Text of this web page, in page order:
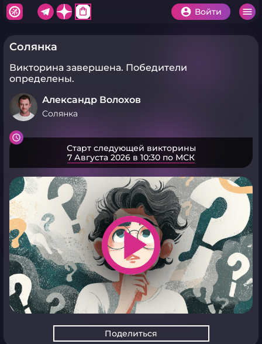
shopping_bag Войти
Солянка
Викторина завершена. Победители
определены.
Александр Волохов
Солянка
Старт следующей викторины
7 Августа 2026 в 10:30 по МСК
play_arrow
Поделиться